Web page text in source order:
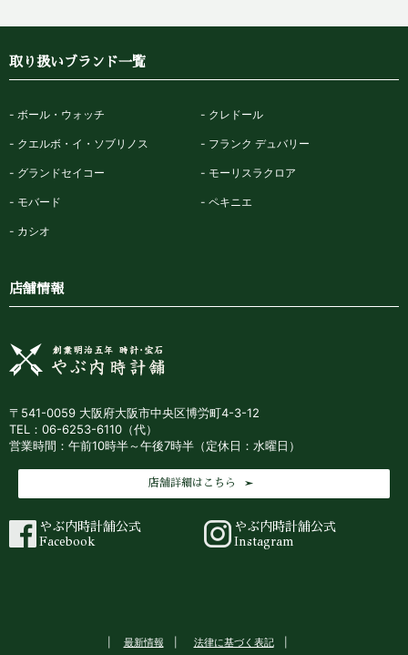
取り扱いブランド一覧
ボール・ウォッチ クレドール
クエルボ・イ・ソブリノス フランク デュバリー
グランドセイコー モーリスラクロア
モバード ペキニエ
カシオ
店舗情報
〒541-0059 大阪府大阪市中央区博労町4-3-12
TEL：06-6253-6110（代）
営業時間：午前10時半～午後7時半（定休日：水曜日）
店舗詳細はこちら
やぶ内時計舗公式
Facebook
やぶ内時計舗公式
Instagram
最新情報 法律に基づく表記